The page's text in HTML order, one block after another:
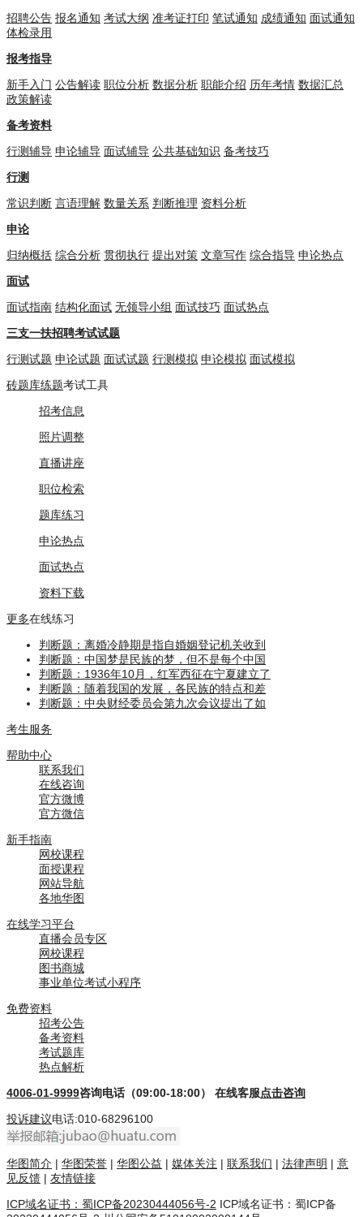
招聘公告 报名通知 考试大纲 准考证打印 笔试通知 成绩通知 面试通知
体检录用
报考指导
新手入门 公告解读 职位分析 数据分析 职能介绍 历年考情 数据汇总
政策解读
备考资料
行测辅导 申论辅导 面试辅导 公共基础知识 备考技巧
行测
常识判断 言语理解 数量关系 判断推理 资料分析
申论
归纳概括 综合分析 贯彻执行 提出对策 文章写作 综合指导 申论热点
面试
面试指南 结构化面试 无领导小组 面试技巧 面试热点
三支一扶招聘考试试题
行测试题 申论试题 面试试题 行测模拟 申论模拟 面试模拟
砖题库练题考试工具
招考信息
照片调整
直播讲座
职位检索
题库练习
申论热点
面试热点
资料下载
更多在线练习
判断题：离婚冷静期是指自婚姻登记机关收到
判断题：中国梦是民族的梦，但不是每个中国
判断题：1936年10月，红军西征在宁夏建立了
判断题：随着我国的发展，各民族的特点和差
判断题：中央财经委员会第九次会议提出了如
考生服务
帮助中心
联系我们
在线咨询
官方微博
官方微信
新手指南
网校课程
面授课程
网站导航
各地华图
在线学习平台
直播会员专区
网校课程
图书商城
事业单位考试小程序
免费资料
招考公告
备考资料
考试题库
热点解析
4006-01-9999咨询电话（09:00-18:00） 在线客服点击咨询
投诉建议电话:010-68296100
华图简介 | 华图荣誉 | 华图公益 | 媒体关注 | 联系我们 | 法律声明 | 意
见反馈 | 友情链接
ICP域名证书：蜀ICP备20230444056号-2 ICP域名证书：蜀ICP备